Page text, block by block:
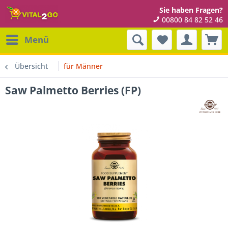
Sie haben Fragen?
00800 84 82 52 46
Menü
Übersicht für Männer
Saw Palmetto Berries (FP)